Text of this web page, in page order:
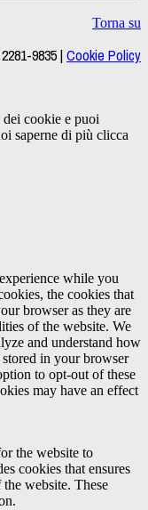
Torna su
9835 | Cookie Policy
cookie e puoi
saperne di più clicca
while you
the cookies that
browser as they are
of the website. We
and understand how
in your browser
to opt-out of these
may have an effect
the website to
cookies that ensures
website. These